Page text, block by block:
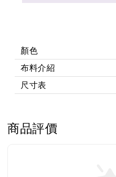
顏色
布料介紹
尺寸表
商品評價